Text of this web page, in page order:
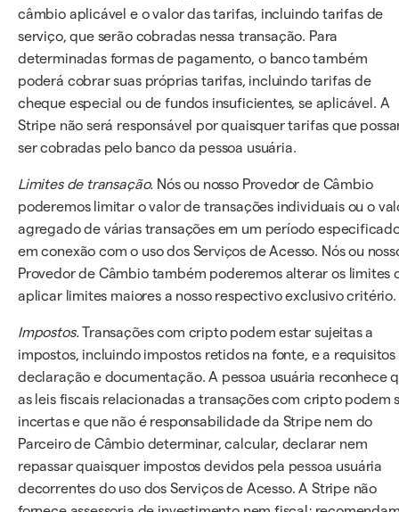
câmbio aplicável e o valor das tarifas, incluindo tarifas de
serviço, que serão cobradas nessa transação. Para
determinadas formas de pagamento, o banco também
poderá cobrar suas próprias tarifas, incluindo tarifas de
cheque especial ou de fundos insuficientes, se aplicável. A
Stripe não será responsável por quaisquer tarifas que
ser cobradas pelo banco da pessoa usuária.
Limites de transação. Nós ou nosso Provedor de Câmbio
poderemos limitar o valor de transações individuais ou o
agregado de várias transações em um período
em conexão com o uso dos Serviços de Acesso. Nós ou
Provedor de Câmbio também poderemos alterar os limites
aplicar limites maiores a nosso respectivo exclusivo critério.
Impostos. Transações com cripto podem estar sujeitas a
impostos, incluindo impostos retidos na fonte, e a requisitos
declaração e documentação. A pessoa usuária reconhece
as leis fiscais relacionadas a transações com cripto podem
incertas e que não é responsabilidade da Stripe nem do
Parceiro de Câmbio determinar, calcular, declarar nem
repassar quaisquer impostos devidos pela pessoa usuária
decorrentes do uso dos Serviços de Acesso. A Stripe não